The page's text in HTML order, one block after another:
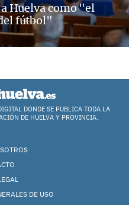
Huelva como "el
fútbol"
DONDE SE PUBLICA TODA LA
DE HUELVA Y PROVINCIA.
DE USO